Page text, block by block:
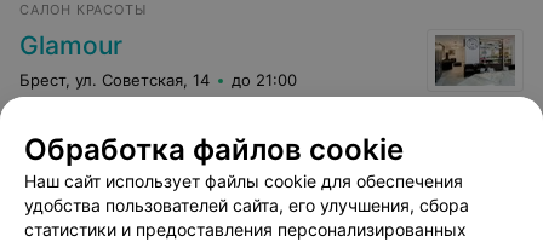
САЛОН КРАСОТЫ
Glamour
Брест, ул. Советская, 14 до 21:00
Обработка файлов cookie
Наш сайт использует файлы cookie для обеспечения
удобства пользователей сайта, его улучшения, сбора
статистики и предоставления персонализированных